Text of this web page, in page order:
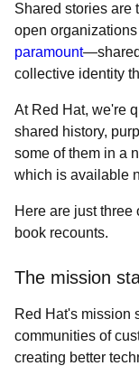
Shared stories are
open
paramount
collective identity
At Red Hat, we're
shared history,
some of them in a
which is available
Here are just three
book recounts.
The mission
Red Hat's mission
communities of
creating better